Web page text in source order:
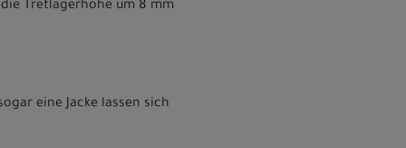
Tretlagerhöhe um 8 mm
eine Jacke lassen sich